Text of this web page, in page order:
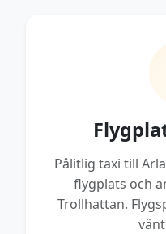
Pålitlig taxi till
flygplats och
Trollhattan.